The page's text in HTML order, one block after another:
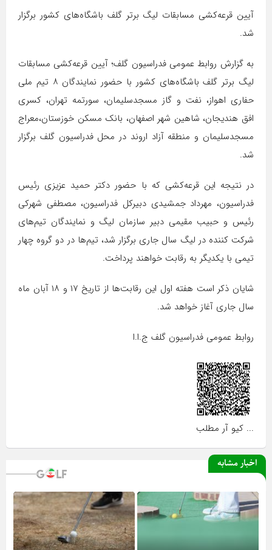
آیین قرعه‌کشی مسابقات لیگ برتر گلف باشگاه‌های کشور برگزار
شد.
به گزارش روابط عمومی فدراسیون گلف؛ آیین قرعه‌کشی مسابقات
لیگ برتر گلف باشگاه‌های کشور با حضور نمایندگان ۸ تیم ملی
حفاری اهواز، نفت و گاز مسجدسلیمان، سورتمه تهران، کسری
افق هندیجان، شاهین شهر اصفهان، بانک مسکن خوزستان،معراج
مسجدسلیمان و منطقه آزاد اروند در محل فدراسیون گلف برگزار
شد.
در نتیجه این قرعه‌کشی که با حضور دکتر حمید عزیزی رئیس
فدراسیون، مهرداد جمشیدی دبیرکل فدراسیون، مصطفی شهرکی
رئیس و حبیب مقیمی دبیر سازمان لیگ و نمایندگان تیم‌های
شرکت کننده در لیگ سال‌ جاری برگزار شد، تیم‌ها در دو گروه چهار
تیمی با یکدیگر به رقابت خواهند پرداخت.
شایان ذکر است هفته اول این رقابت‌ها از تاریخ ۱۷ و ۱۸ آبان ماه
سال جاری آغاز خواهد شد.
روابط عمومی فدراسیون گلف ج.ا.ا
... کیو آر مطلب
اخبار مشابه